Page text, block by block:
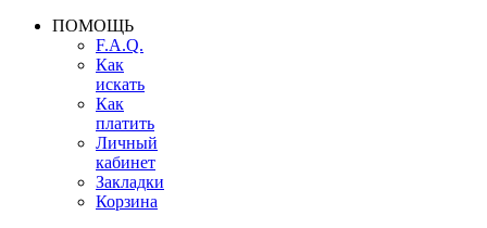
ПОМОЩЬ
F.A.Q.
Как
искать
Как
платить
Личный
кабинет
Закладки
Корзина